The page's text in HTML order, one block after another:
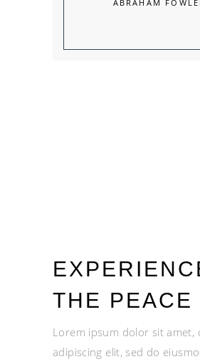
ABRAHAM
THE PEACE
Lorem ipsum dolor sit amet,
adipiscing elit, sed do